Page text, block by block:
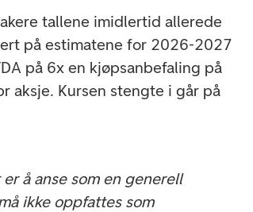
tallene imidlertid allerede
på estimatene for 2026-2027
på 6x en kjøpsanbefaling på
aksje. Kursen stengte i går på
å anse som en generell
ikke oppfattes som